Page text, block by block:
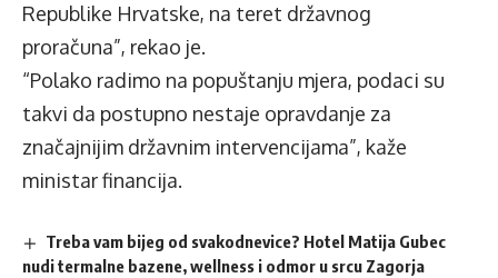
Republike Hrvatske, na teret državnog
proračuna”, rekao je.
“Polako radimo na popuštanju mjera, podaci su
takvi da postupno nestaje opravdanje za
značajnijim državnim intervencijama”, kaže
ministar financija.
Treba vam bijeg od svakodnevice? Hotel Matija Gubec
nudi termalne bazene, wellness i odmor u srcu Zagorja